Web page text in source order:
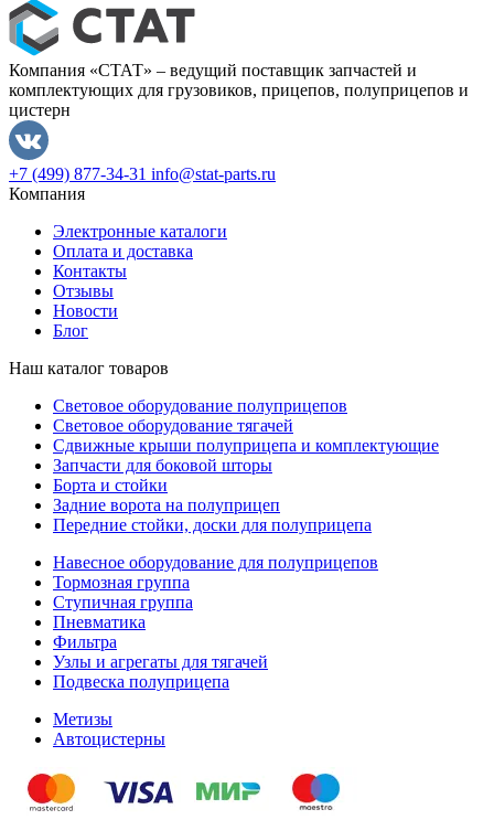
Компания «СТАТ» – ведущий поставщик запчастей и
комплектующих для грузовиков, прицепов, полуприцепов и
цистерн
+7 (499) 877-34-31 info@stat-parts.ru
Компания
Электронные каталоги
Оплата и доставка
Контакты
Отзывы
Новости
Блог
Наш каталог товаров
Световое оборудование полуприцепов
Световое оборудование тягачей
Сдвижные крыши полуприцепа и комплектующие
Запчасти для боковой шторы
Борта и стойки
Задние ворота на полуприцеп
Передние стойки, доски для полуприцепа
Навесное оборудование для полуприцепов
Тормозная группа
Ступичная группа
Пневматика
Фильтра
Узлы и агрегаты для тягачей
Подвеска полуприцепа
Метизы
Автоцистерны